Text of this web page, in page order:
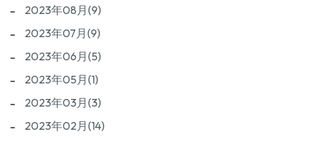
2023年08月(9)
2023年07月(9)
2023年06月(5)
2023年05月(1)
2023年03月(3)
2023年02月(14)